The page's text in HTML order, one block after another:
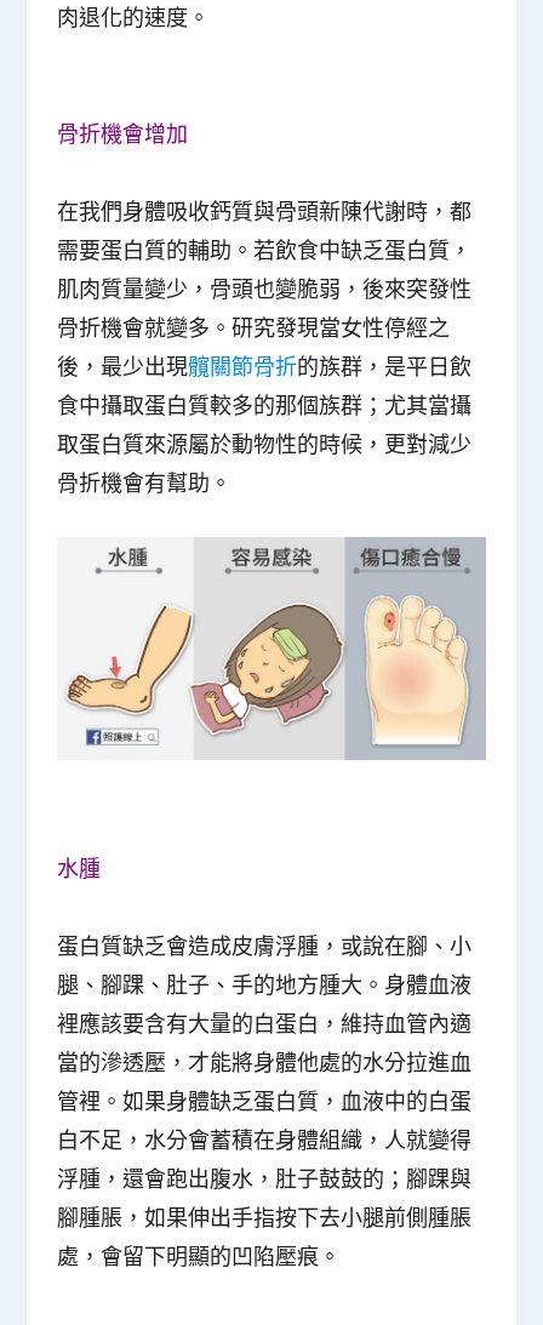
肉退化的速度。
骨折機會增加
在我們身體吸收鈣質與骨頭新陳代謝時，都
需要蛋白質的輔助。若飲食中缺乏蛋白質，
肌肉質量變少，骨頭也變脆弱，後來突發性
骨折機會就變多。研究發現當女性停經之
後，最少出現髖關節骨折的族群，是平日飲
食中攝取蛋白質較多的那個族群；尤其當攝
取蛋白質來源屬於動物性的時候，更對減少
骨折機會有幫助。
水腫
蛋白質缺乏會造成皮膚浮腫，或說在腳、小
腿、腳踝、肚子、手的地方腫大。身體血液
裡應該要含有大量的白蛋白，維持血管內適
當的滲透壓，才能將身體他處的水分拉進血
管裡。如果身體缺乏蛋白質，血液中的白蛋
白不足，水分會蓄積在身體組織，人就變得
浮腫，還會跑出腹水，肚子鼓鼓的；腳踝與
腳腫脹，如果伸出手指按下去小腿前側腫脹
處，會留下明顯的凹陷壓痕。